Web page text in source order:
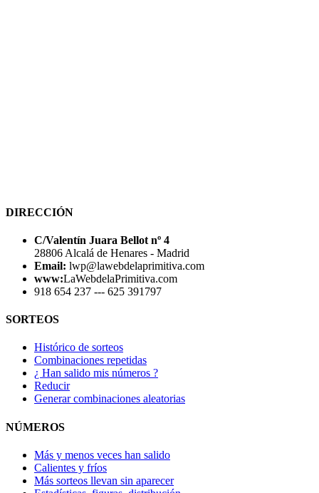
DIRECCIÓN
C/Valentín Juara Bellot nº 4
28806 Alcalá de Henares - Madrid
Email: lwp@lawebdelaprimitiva.com
www:LaWebdelaPrimitiva.com
918 654 237 --- 625 391797
SORTEOS
Histórico de sorteos
Combinaciones repetidas
¿ Han salido mis números ?
Reducir
Generar combinaciones aleatorias
NÚMEROS
Más y menos veces han salido
Calientes y fríos
Más sorteos llevan sin aparecer